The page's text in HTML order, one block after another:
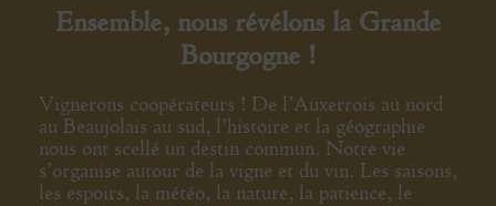
Ensemble, nous révélons la Grande
Bourgogne !
Vignerons coopérateurs ! De l’Auxerrois au nord
au Beaujolais au sud, l’histoire et la géographie
nous ont scellé un destin commun. Notre vie
s’organise autour de la vigne et du vin. Les saisons,
les espoirs, la météo, la nature, la patience, le